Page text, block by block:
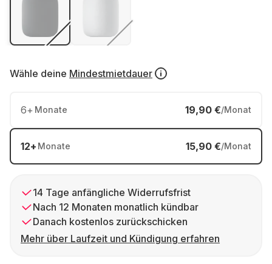
Wähle deine Mindestmietdauer
6+ Monate 19,90 €/Monat
12+ Monate 15,90 €/Monat
14 Tage anfängliche Widerrufsfrist
Nach 12 Monaten monatlich kündbar
Danach kostenlos zurückschicken
Mehr über Laufzeit und Kündigung erfahren